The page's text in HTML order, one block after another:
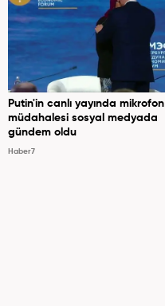
Putin'in canlı yayında mikrofon
müdahalesi sosyal medyada
gündem oldu
Haber7